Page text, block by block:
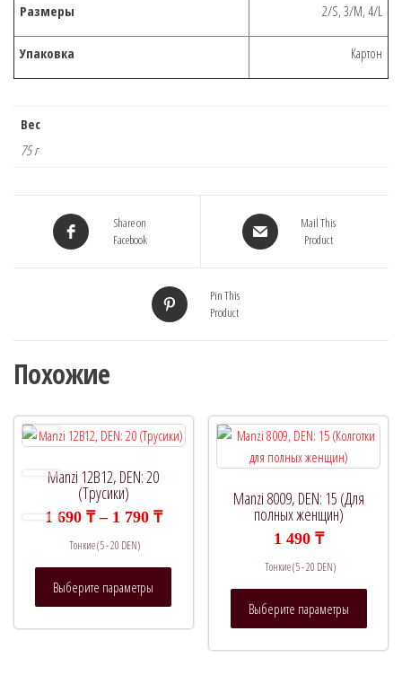
Размеры 2/S, 3/M, 4/L
Упаковка Картон
Вес
75 г
Share on
Facebook
Mail This
Product
Pin This
Product
Похожие
Manzi 12B12, DEN: 20
(Трусики)
1 690 ₸ – 1 790 ₸Диапазон
690 ₸
Тонкие (5 - 20 DEN)
Выберите параметры
Manzi 8009, DEN: 15 (Для
полных женщин)
1 490 ₸
Тонкие (5 - 20 DEN)
Выберите параметры
Этот